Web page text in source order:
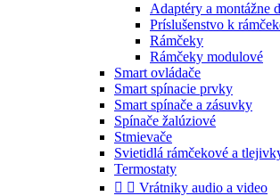
Adaptéry a montážne
Príslušenstvo k
Rámčeky
Rámčeky modulové
Smart ovládače
Smart spínacie prvky
Smart spínače a zásuvky
Spínače žalúziové
Stmievače
Svietidlá rámčekové a
Termostaty
  Vrátniky audio a video